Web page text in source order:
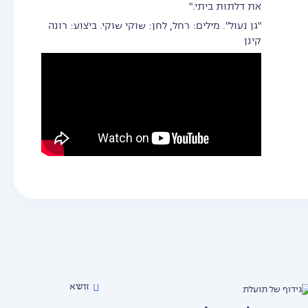
את דלתות ביתי."
"גן נעול". מילים: רחל, לחן: שוקי שוקי. ביצוע: רונה
קינן
זושא